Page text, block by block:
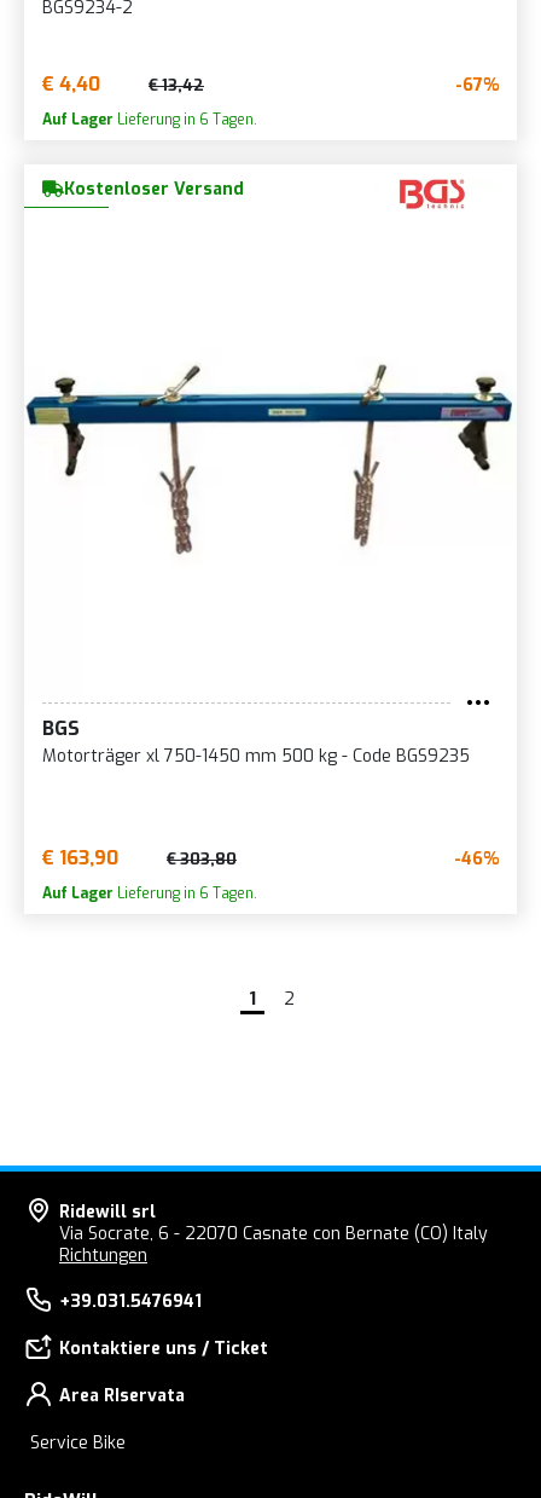
BGS9234-2
€ 4,40 € 13,42 -67%
Auf Lager Lieferung in 6 Tagen.
Kostenloser Versand
BGS
Motorträger xl 750-1450 mm 500 kg - Code BGS9235
€ 163,90 € 303,80 -46%
Auf Lager Lieferung in 6 Tagen.
1 2
Ridewill srl
Via Socrate, 6 - 22070 Casnate con Bernate (CO) Italy
Richtungen
+39.031.5476941
Kontaktiere uns / Ticket
Area RIservata
Service Bike